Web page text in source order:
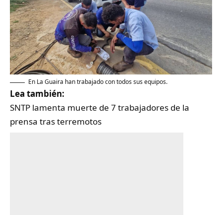
En La Guaira han trabajado con todos sus equipos.
Lea también:
SNTP lamenta muerte de 7 trabajadores de la
prensa tras terremotos